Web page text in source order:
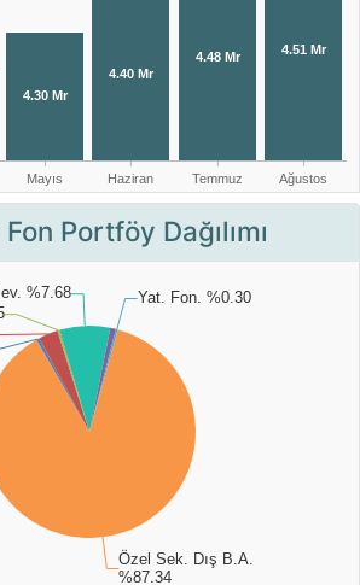
Portföy Dağılımı